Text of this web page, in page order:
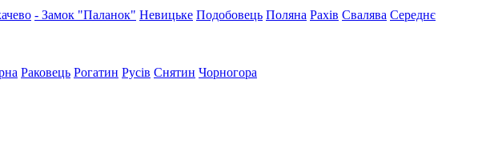
- Замок "Паланок" Невицьке Подобовець Поляна Рахів Свалява Середнє
Раковець Рогатин Русів Снятин Чорногора